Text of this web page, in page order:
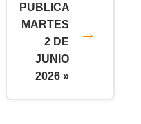
PUBLICA
MARTES
2 DE
JUNIO
2026 »